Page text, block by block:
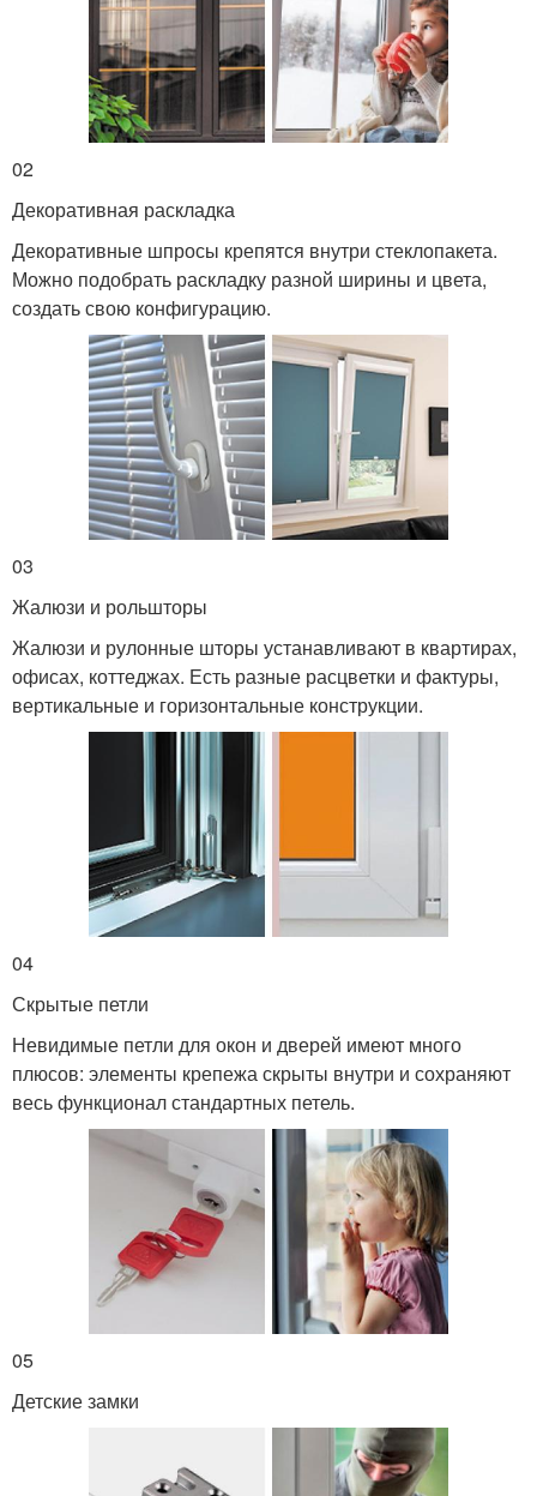
02
Декоративная раскладка
Декоративные шпросы крепятся внутри стеклопакета.
Можно подобрать раскладку разной ширины и цвета,
создать свою конфигурацию.
03
Жалюзи и рольшторы
Жалюзи и рулонные шторы устанавливают в квартирах,
офисах, коттеджах. Есть разные расцветки и фактуры,
вертикальные и горизонтальные конструкции.
04
Скрытые петли
Невидимые петли для окон и дверей имеют много
плюсов: элементы крепежа скрыты внутри и сохраняют
весь функционал стандартных петель.
05
Детские замки